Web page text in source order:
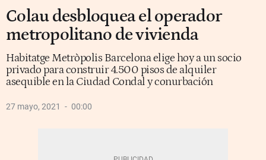
Colau desbloquea el operador
metropolitano de vivienda
Habitatge Metròpolis Barcelona elige hoy a un socio
privado para construir 4.500 pisos de alquiler
asequible en la Ciudad Condal y conurbación
27 mayo, 2021 00:00